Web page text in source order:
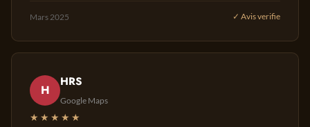
Mars 2025 ✓ Avis verifie
H
HRS
Google Maps
★★★★★